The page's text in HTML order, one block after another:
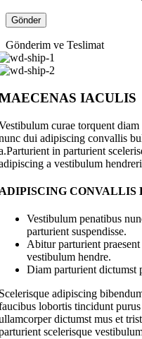
Gönderim ve Teslimat
IACULIS
curae torquent
dui adipiscing convallis
in parturient
a vestibulum
CONVALLIS
Vestibulum penatibus
parturient suspendisse.
Abitur parturient
vestibulum hendre.
Diam parturient dictumst
adipiscing
lobortis tincidunt
dictumst mus et
scelerisque